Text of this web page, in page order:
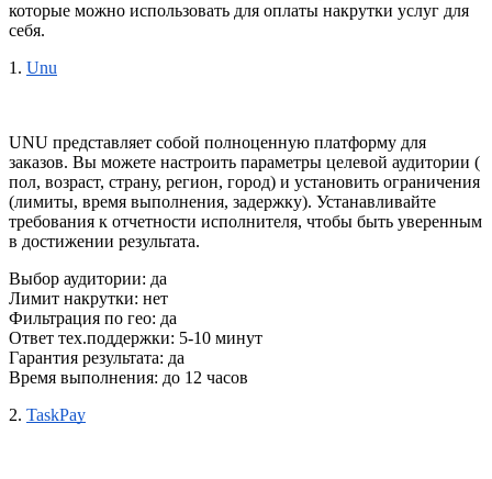
которые можно использовать для оплаты накрутки услуг для
себя.
1. Unu
UNU представляет собой полноценную платформу для
заказов. Вы можете настроить параметры целевой аудитории (
пол, возраст, страну, регион, город) и установить ограничения
(лимиты, время выполнения, задержку). Устанавливайте
требования к отчетности исполнителя, чтобы быть уверенным
в достижении результата.
Выбор аудитории: да
Лимит накрутки: нет
Фильтрация по гео: да
Ответ тех.поддержки: 5-10 минут
Гарантия результата: да
Время выполнения: до 12 часов
2. TaskPay